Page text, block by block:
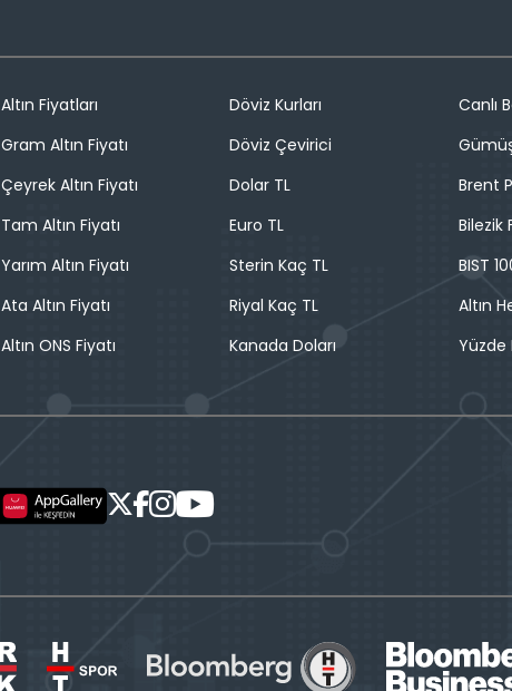
Altın Fiyatları
Gram Altın Fiyatı
Çeyrek Altın Fiyatı
Tam Altın Fiyatı
Yarım Altın Fiyatı
Ata Altın Fiyatı
Altın ONS Fiyatı
Döviz Kurları
Döviz Çevirici
Dolar TL
Euro TL
Sterin Kaç TL
Riyal Kaç TL
Kanada Doları
Canlı
Brent
Bilezik
BIST
Altın
Yüzde